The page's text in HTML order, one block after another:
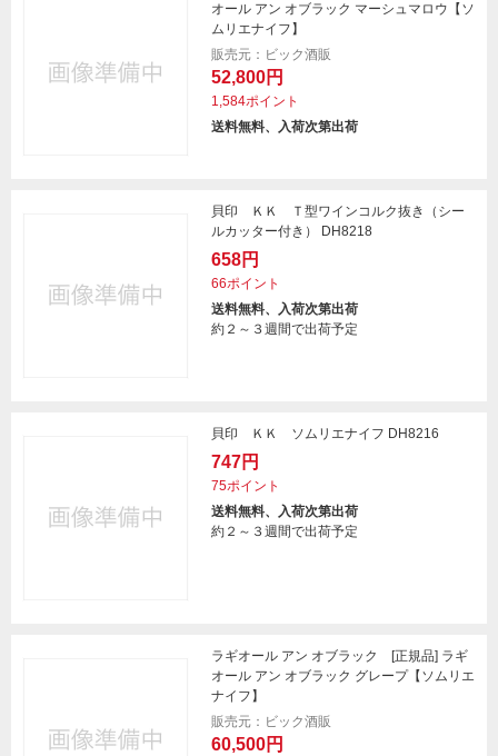
オール アン オブラック マーシュマロウ【ソ
ムリエナイフ】
販売元：ビック酒販
52,800円
1,584ポイント
送料無料、入荷次第出荷
貝印 ＫＫ Ｔ型ワインコルク抜き（シー
ルカッター付き） DH8218
658円
66ポイント
送料無料、入荷次第出荷
約２～３週間で出荷予定
貝印 ＫＫ ソムリエナイフ DH8216
747円
75ポイント
送料無料、入荷次第出荷
約２～３週間で出荷予定
ラギオール アン オブラック [正規品] ラギ
オール アン オブラック グレープ【ソムリエ
ナイフ】
販売元：ビック酒販
60,500円